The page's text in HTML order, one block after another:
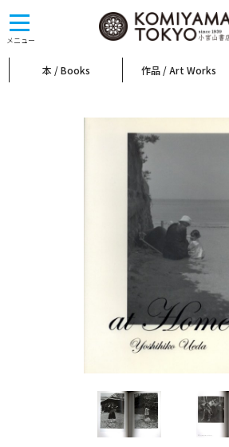
メニュー
toggle
navigation
本 / Books 作品 / Art Works